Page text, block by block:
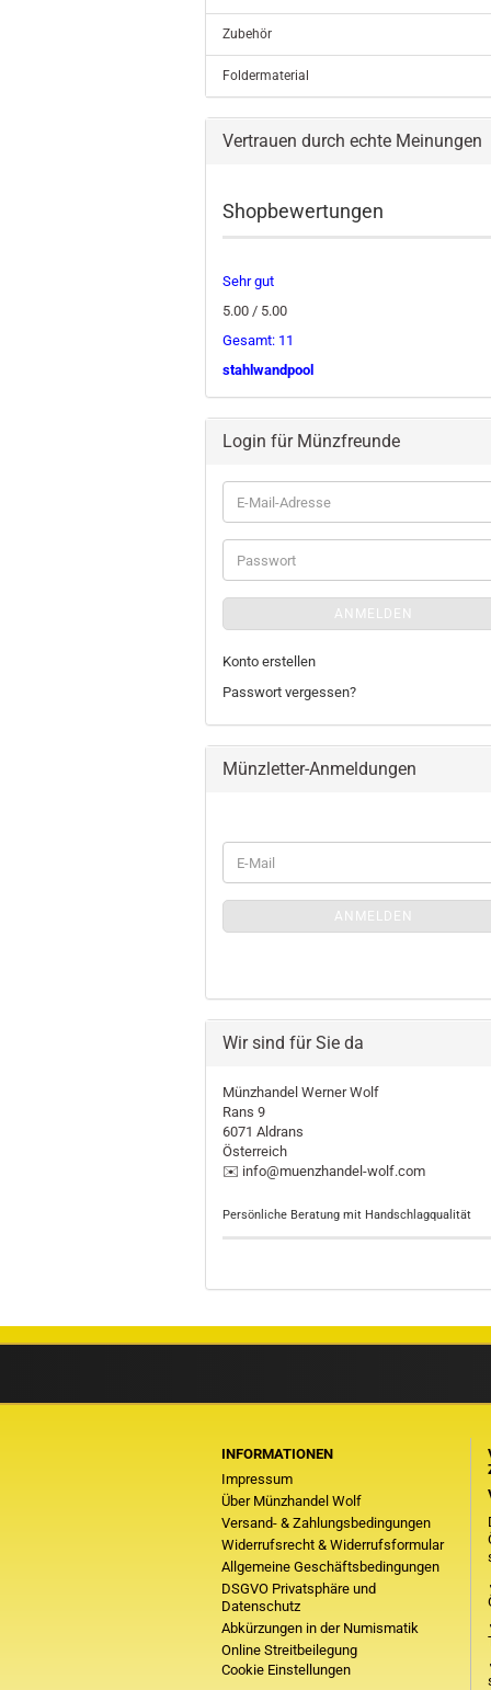
Zubehör
Foldermaterial
Vertrauen durch echte Meinungen
Shopbewertungen
Sehr gut
5.00 / 5.00
Gesamt: 11
stahlwandpool
Login für Münzfreunde
E-
Mail-
Adresse
Passwort
ANMELDEN
Konto erstellen
Passwort vergessen?
Münzletter-Anmeldungen
WEITER
ZUR
E-
Mail
ANMELDEN
Wir sind für Sie da
Münzhandel Werner Wolf
Rans 9
6071 Aldrans
Österreich
✉️ info@muenzhandel-wolf.com
Persönliche Beratung mit Handschlagqualität
INFORMATIONEN
Impressum
Über Münzhandel Wolf
Versand- & Zahlungsbedingungen
Widerrufsrecht & Widerrufsformular
Allgemeine Geschäftsbedingungen
DSGVO Privatsphäre und
Datenschutz
Abkürzungen in der Numismatik
Online Streitbeilegung
Cookie Einstellungen